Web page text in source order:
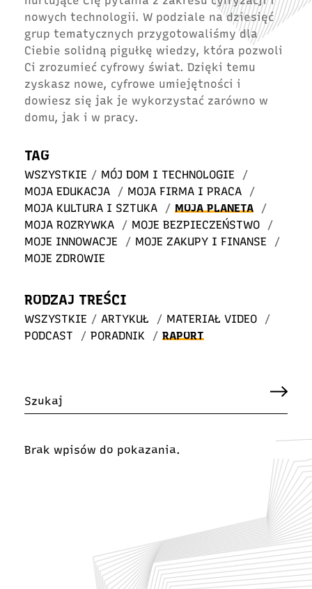
nowych technologii. W podziale na dziesięć
grup tematycznych przygotowaliśmy dla
Ciebie solidną pigułkę wiedzy, która pozwoli
Ci zrozumieć cyfrowy świat. Dzięki temu
zyskasz nowe, cyfrowe umiejętności i
dowiesz się jak je wykorzystać zarówno w
domu, jak i w pracy.
TAG
WSZYSTKIE / MÓJ DOM I TECHNOLOGIE
/
MOJA EDUKACJA
/ MOJA FIRMA I PRACA
/
MOJA KULTURA I SZTUKA
/ MOJA PLANETA
/
MOJA ROZRYWKA
/ MOJE BEZPIECZEŃSTWO
/
MOJE INNOWACJE
/ MOJE ZAKUPY I FINANSE
/
MOJE ZDROWIE
RODZAJ TREŚCI
WSZYSTKIE / ARTYKUŁ / MATERIAŁ VIDEO
/
PODCAST
/ PORADNIK / RAPORT
Brak wpisów do pokazania.